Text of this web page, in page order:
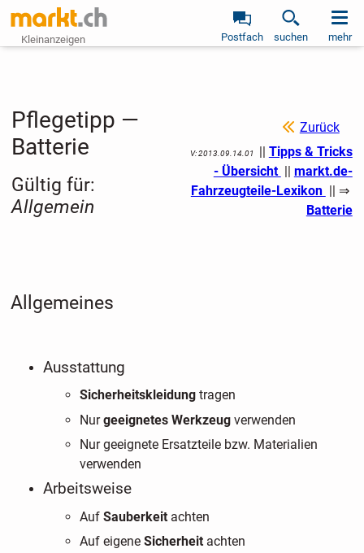
Kleinanzeigen Postfach suchen mehr
Pflegetipp —
Batterie
Gültig für:
Allgemein
Zurück
V: 2013.09.14.01 || Tipps & Tricks
- Übersicht || markt.de-
Fahrzeugteile-Lexikon || ⇒
Batterie
Allgemeines
Ausstattung
Sicherheitskleidungtragen
Nurgeeignetes Werkzeugverwenden
Nur geeignete Ersatzteile bzw. Materialien
verwenden
Arbeitsweise
Auf Sauberkeitachten
Auf eigene Sicherheitachten